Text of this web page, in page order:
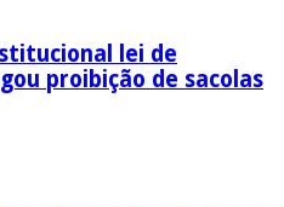
lei de
proibição de sacolas